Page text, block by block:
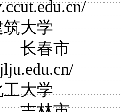
大学
春
大学